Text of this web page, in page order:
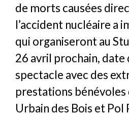
de morts causées
l’accident nucléaire a
qui organiseront au
26 avril prochain, date
spectacle avec des
prestations bénévoles
Urbain des Bois et Pol